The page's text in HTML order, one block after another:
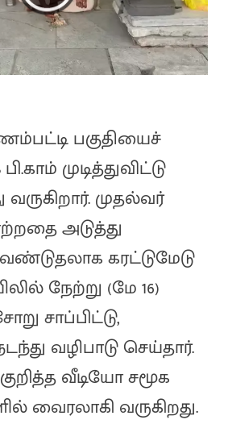
பகுதியைச்
முடித்துவிட்டு
வருகிறார். முதல்வர்
அடுத்து
கரட்டுமேடு
நேற்று (மே 16)
சாப்பிட்டு,
வழிபாடு செய்தார்.
வீடியோ சமூக
வைரலாகி வருகிறது.